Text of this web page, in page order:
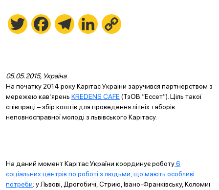
Twitter FacebookTelegramLinkedIn
05.05.2015, Україна
На початку 2014 року Карітас України заручився партнерством з
мережею кав’ярень KREDENS CAFE (ТзОВ “Ессет”). Ціль такої
співпраці – збір коштів для проведення літніх таборів
неповносправної молоді з львівського Карітасу.
На даний момент Карітас України координує роботу6
соціальних центрів по роботі з людьми, що мають особливі
потреби: у Львові, Дрогобичі, Стрию, Івано-Франківську, Коломиї